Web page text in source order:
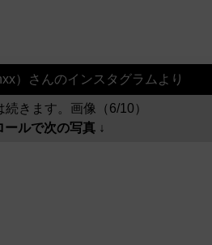
）さんのインスタグラムより
続きます。画像（6/10）
ールで次の写真 ↓